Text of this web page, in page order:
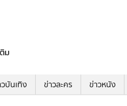
ม
บันเทิง ข่าวละคร ข่าวหนัง